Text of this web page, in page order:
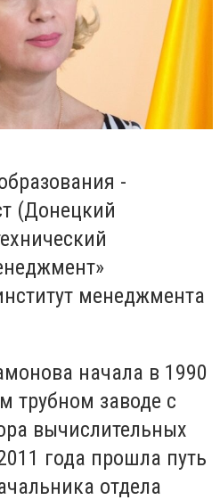
-
(Донецкий
менеджмента
начала в 1990
трубном заводе с
вычислительных
года прошла путь
отдела